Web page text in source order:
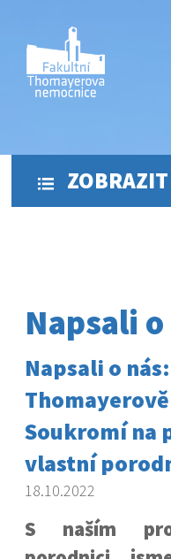
Napsali
Napsali o
Soukromí na
vlastní
18.10.2022
S naším